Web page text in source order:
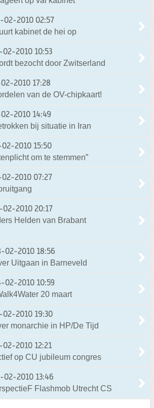
02-2010 02:57
kabinet de hei op
02-2010 10:53
bezocht door Zwitserland
2010 17:28
van de OV-chipkaart!
02-2010 14:49
bij situatie in Iran
02-2010 15:50
om te stemmen”
02-2010 07:27
02-2010 20:17
Helden van Brabant
02-2010 18:56
Uitgaan in Barneveld
02-2010 10:59
20 maart
02-2010 19:30
monarchie in HP/De Tijd
02-2010 12:21
op CU jubileum congres
02-2010 13:46
Flashmob Utrecht CS